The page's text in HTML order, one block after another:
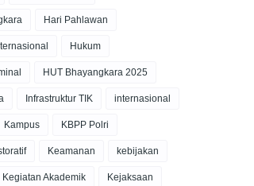
Hari Pahlawan
Hukum
HUT Bhayangkara 2025
Infrastruktur TIK internasional
Kampus KBPP Polri
Keamanan kebijakan
Kegiatan Akademik Kejaksaan